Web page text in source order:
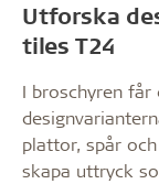
Utforska
tiles T24
I broschyren
plattor, spår
skapa uttryck